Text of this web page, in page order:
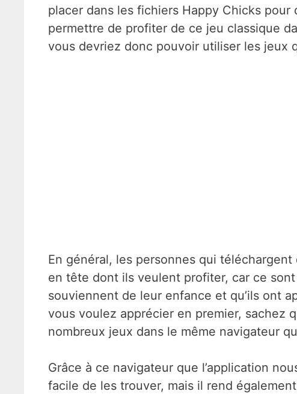
placer dans les fichiers Happy Chicks pour
permettre de profiter de ce jeu classique
vous devriez donc pouvoir utiliser les jeux
En général, les personnes qui
en tête dont ils veulent profiter, car ce
souviennent de leur enfance et qu’ils ont
vous voulez apprécier en premier, sachez
nombreux jeux dans le même navigateur
Grâce à ce navigateur que l’application
facile de les trouver, mais il rend